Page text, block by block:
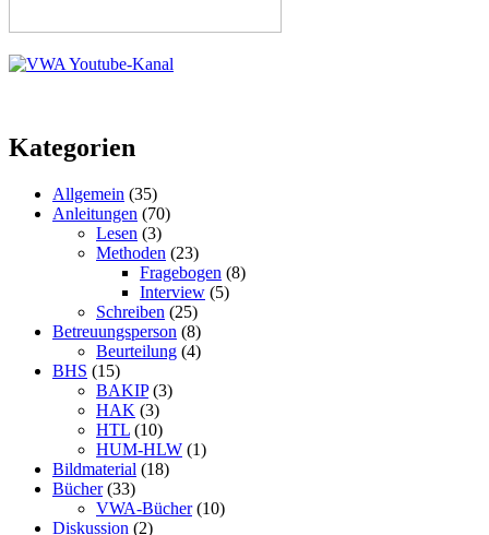
Kategorien
Allgemein (35)
Anleitungen (70)
Lesen (3)
Methoden (23)
Fragebogen (8)
Interview (5)
Schreiben (25)
Betreuungsperson (8)
Beurteilung (4)
BHS (15)
BAKIP(3)
HAK (3)
HTL (10)
HUM-HLW (1)
Bildmaterial (18)
Bücher(33)
VWA-Bücher(10)
Diskussion (2)